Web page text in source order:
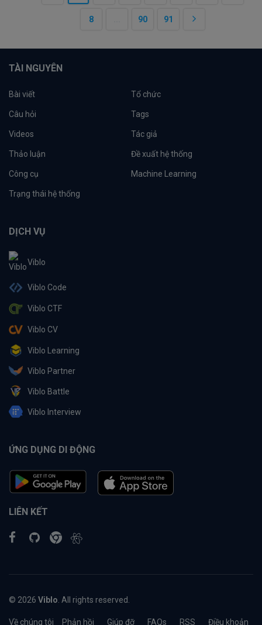
8 90 91
TÀI NGUYÊN
Bài viết Tổ chức
Câu hỏi Tags
Videos Tác giả
Thảo luận Đề xuất hệ thống
Công cụ Machine Learning
Trạng thái hệ thống
DỊCH VỤ
Viblo
Viblo Code
Viblo CTF
Viblo CV
Viblo Learning
Viblo Partner
Viblo Battle
Viblo Interview
ỨNG DỤNG DI ĐỘNG
LIÊN KẾT
© 2026 Viblo . All rights reserved.
Về chúng tôi Phản hồi Giúp đỡ FAQs RSS Điều khoản